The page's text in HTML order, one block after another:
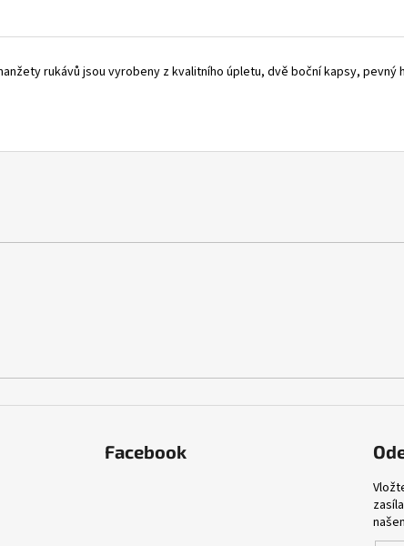
rukávů jsou vyrobeny z kvalitního úpletu, dvě boční kapsy, pevný
Facebook